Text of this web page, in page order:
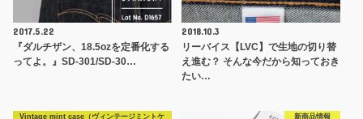
2017.5.22
『ダルチザン、18.5ozを定番化する
ってよ。』SD-301/SD-30…
2018.10.3
リーバイス【LVC】で生地の切り替
え進む？ そんな今だから知っておき
たい…
Vintage mint case（ヴィンテージミントケ
新商品情報